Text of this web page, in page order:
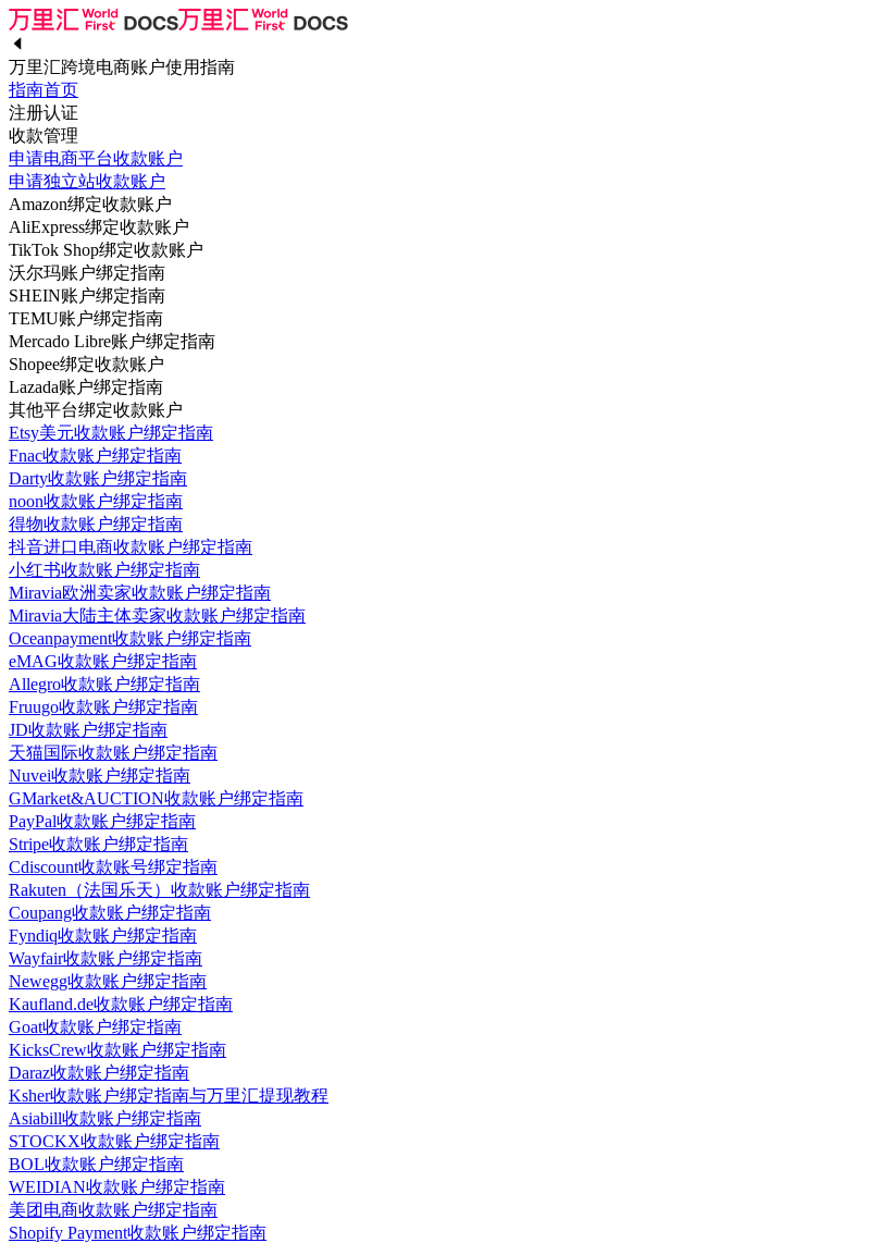
万里汇跨境电商账户使用指南
指南首页
注册认证
收款管理
申请电商平台收款账户
申请独立站收款账户
Amazon绑定收款账户
AliExpress绑定收款账户
TikTok Shop绑定收款账户
沃尔玛账户绑定指南
SHEIN账户绑定指南
TEMU账户绑定指南
Mercado Libre账户绑定指南
Shopee绑定收款账户
Lazada账户绑定指南
其他平台绑定收款账户
Etsy美元收款账户绑定指南
Fnac收款账户绑定指南
Darty收款账户绑定指南
noon收款账户绑定指南
得物收款账户绑定指南
抖音进口电商收款账户绑定指南
小红书收款账户绑定指南
Miravia欧洲卖家收款账户绑定指南
Miravia大陆主体卖家收款账户绑定指南
Oceanpayment收款账户绑定指南
eMAG收款账户绑定指南
Allegro收款账户绑定指南
Fruugo收款账户绑定指南
JD收款账户绑定指南
天猫国际收款账户绑定指南
Nuvei收款账户绑定指南
GMarket&AUCTION收款账户绑定指南
PayPal收款账户绑定指南
Stripe收款账户绑定指南
Cdiscount收款账号绑定指南
Rakuten（法国乐天）收款账户绑定指南
Coupang收款账户绑定指南
Fyndiq收款账户绑定指南
Wayfair收款账户绑定指南
Newegg收款账户绑定指南
Kaufland.de收款账户绑定指南
Goat收款账户绑定指南
KicksCrew收款账户绑定指南
Daraz收款账户绑定指南
Ksher收款账户绑定指南与万里汇提现教程
Asiabill收款账户绑定指南
STOCKX收款账户绑定指南
BOL收款账户绑定指南
WEIDIAN收款账户绑定指南
美团电商收款账户绑定指南
Shopify Payment收款账户绑定指南